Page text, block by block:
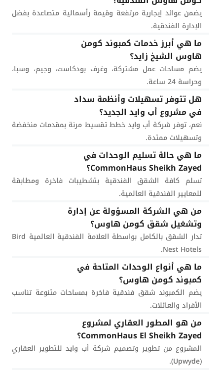
يضمن عوائد إيجارية مرتفعة وقيمة رأسمالية متصاعدة بفضل
الإدارة الفندقية.
ما هي أبرز خدمات كمبوند كومن
هاوس الشيخ زايد؟
يضم مساحات عمل مشتركة، وغرف بودكاست، وجيم، وسبا،
وحراسة 24 ساعة.
هل تتوفر تسهيلات وأنظمة سداد
في مشروع أب وايد الجديد؟
نعم، توفر شركة أب وايد خطط تقسيط مرنة بمقدمات منخفضة
وتسهيلات ممتدة.
ما هي حالة تسليم الوحدات في
CommonHaus Sheikh Zayed؟
تسلم كافة الشقق الفندقية بتشطيبات فاخرة ومطابقة
للمعايير الفندقية العالمية.
من هي الشركة المسؤولة عن إدارة
وتشغيل شقق كومن هاوس؟
تدار الشقق بالكامل بواسطة العلامة الفندقية العالمية Bird
Nest Hotels.
ما هي أنواع الوحدات المتاحة في
كمبوند كومن هاوس؟
يضم الكمبوند شقق فندقية فاخرة بمساحات متنوعة تناسب
الأفراد والعائلات.
من هو المطور العقاري لمشروع
CommonHaus El Sheikh Zayed؟
المشروع من تطوير وتصميم شركة أب وايد للتطوير العقاري
(Upwyde).